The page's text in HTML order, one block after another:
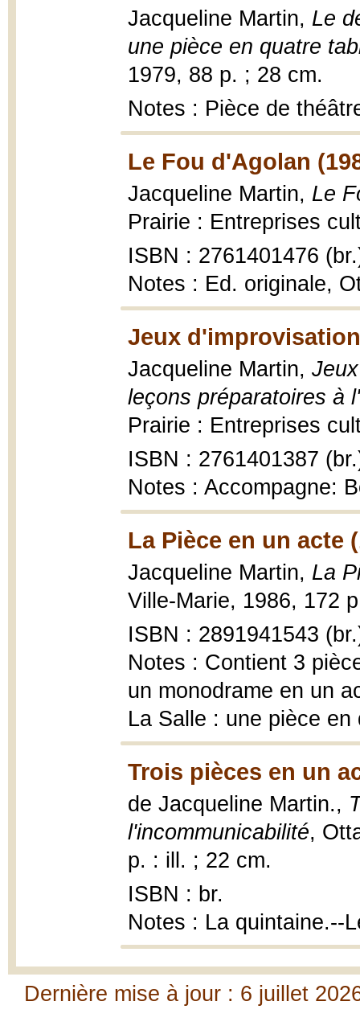
Jacqueline Martin, Le
une pièce en quatre
1979, 88 p. ; 28 cm.
Notes : Pièce de
Le Fou d'Agolan
Jacqueline Martin, Le
Prairie : Entreprises
ISBN : 2761401476
Notes : Ed. originale,
Jeux
Jacqueline Martin,
leçons préparatoires à
Prairie : Entreprises
ISBN : 2761401387
Notes : Accompagne:
La Pièce en un acte
Jacqueline Martin, La
Ville-Marie, 1986, 172
ISBN : 2891941543
Notes : Contient 3
un monodrame en un
La Salle : une pièce en
Trois pièces en un
de Jacqueline Martin.,
l'incommunicabilité,
p. : ill. ; 22 cm.
ISBN : br.
Notes : La quintaine.--
Dernière mise à jour : 6 juillet